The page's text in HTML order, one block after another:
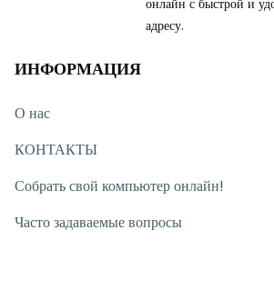
онлайн с быстрой и
адресу.
ИНФОРМАЦИЯ
О нас
КОНТАКТЫ
Собрать свой компьютер онлайн!
Часто задаваемые вопросы